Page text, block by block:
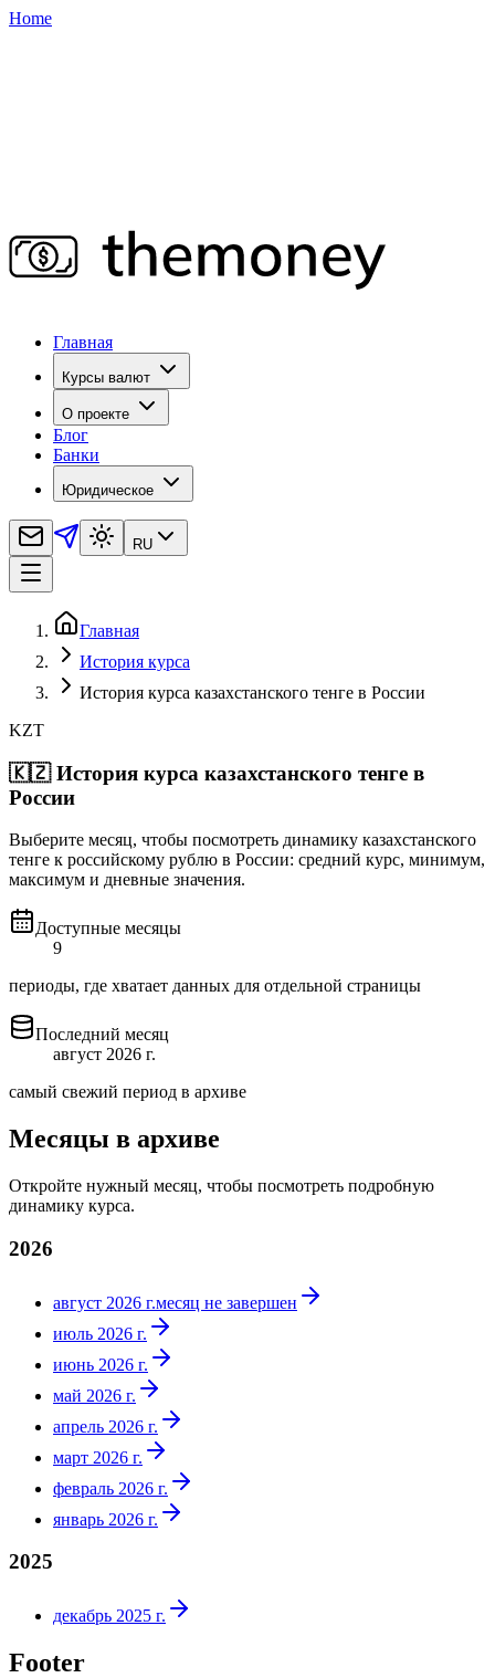
Home
Главная
Курсы валют
О проекте
Блог
Банки
Юридическое
RU
Главная
История курса
История курса казахстанского тенге в России
KZT
🇰🇿 История курса казахстанского тенге в
России
Выберите месяц, чтобы посмотреть динамику казахстанского
тенге к российскому рублю в России: средний курс, минимум,
максимум и дневные значения.
Доступные месяцы
9
периоды, где хватает данных для отдельной страницы
Последний месяц
август 2026 г.
самый свежий период в архиве
Месяцы в архиве
Откройте нужный месяц, чтобы посмотреть подробную
динамику курса.
2026
август 2026 г.месяц не завершен
июль 2026 г.
июнь 2026 г.
май 2026 г.
апрель 2026 г.
март 2026 г.
февраль 2026 г.
январь 2026 г.
2025
декабрь 2025 г.
Footer